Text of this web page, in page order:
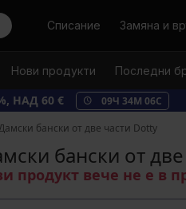
ТърсиСписание Замяна и
Нови продукти Последни
НАД 60 € 09Ч 34М 05С
бански от две части Dotty
бански от
продукт вече не е в